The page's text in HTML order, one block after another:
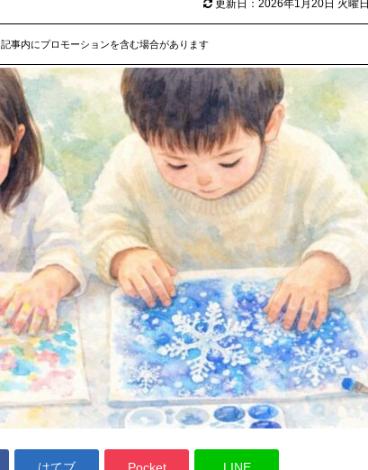
更新日：2026年1月20日 火曜日
記事内にプロモーションを含む場合があります